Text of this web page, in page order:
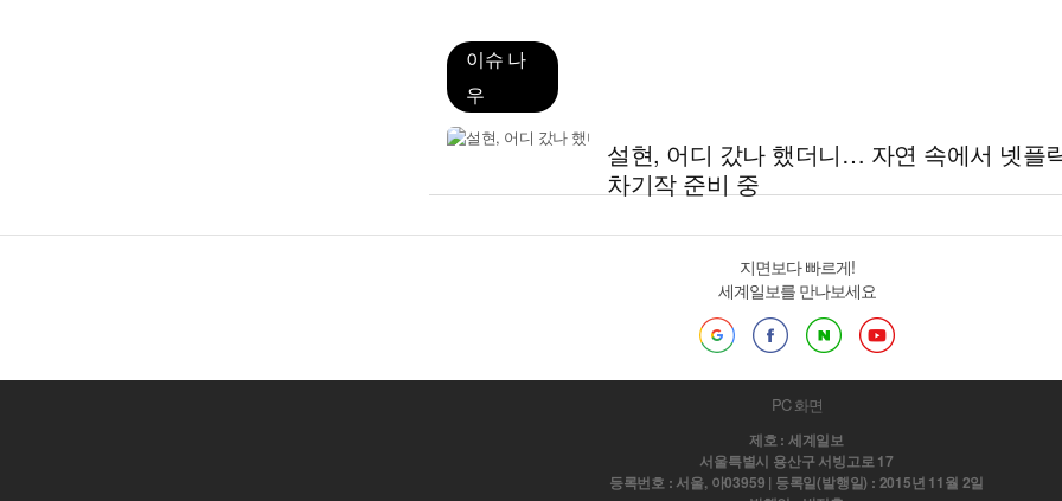
이슈 나
우
설현, 어디 갔나 했더니… 자연 속에서 넷플
차기작 준비 중
지면보다 빠르게!
세계일보를 만나보세요
PC 화면
제호 : 세계일보
서울특별시 용산구 서빙고로 17
등록번호 : 서울, 아03959 | 등록일(발행일) : 2015년 11월 2일